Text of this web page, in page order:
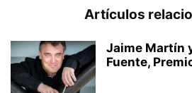
Artículos
Jaime Martín
Fuente,